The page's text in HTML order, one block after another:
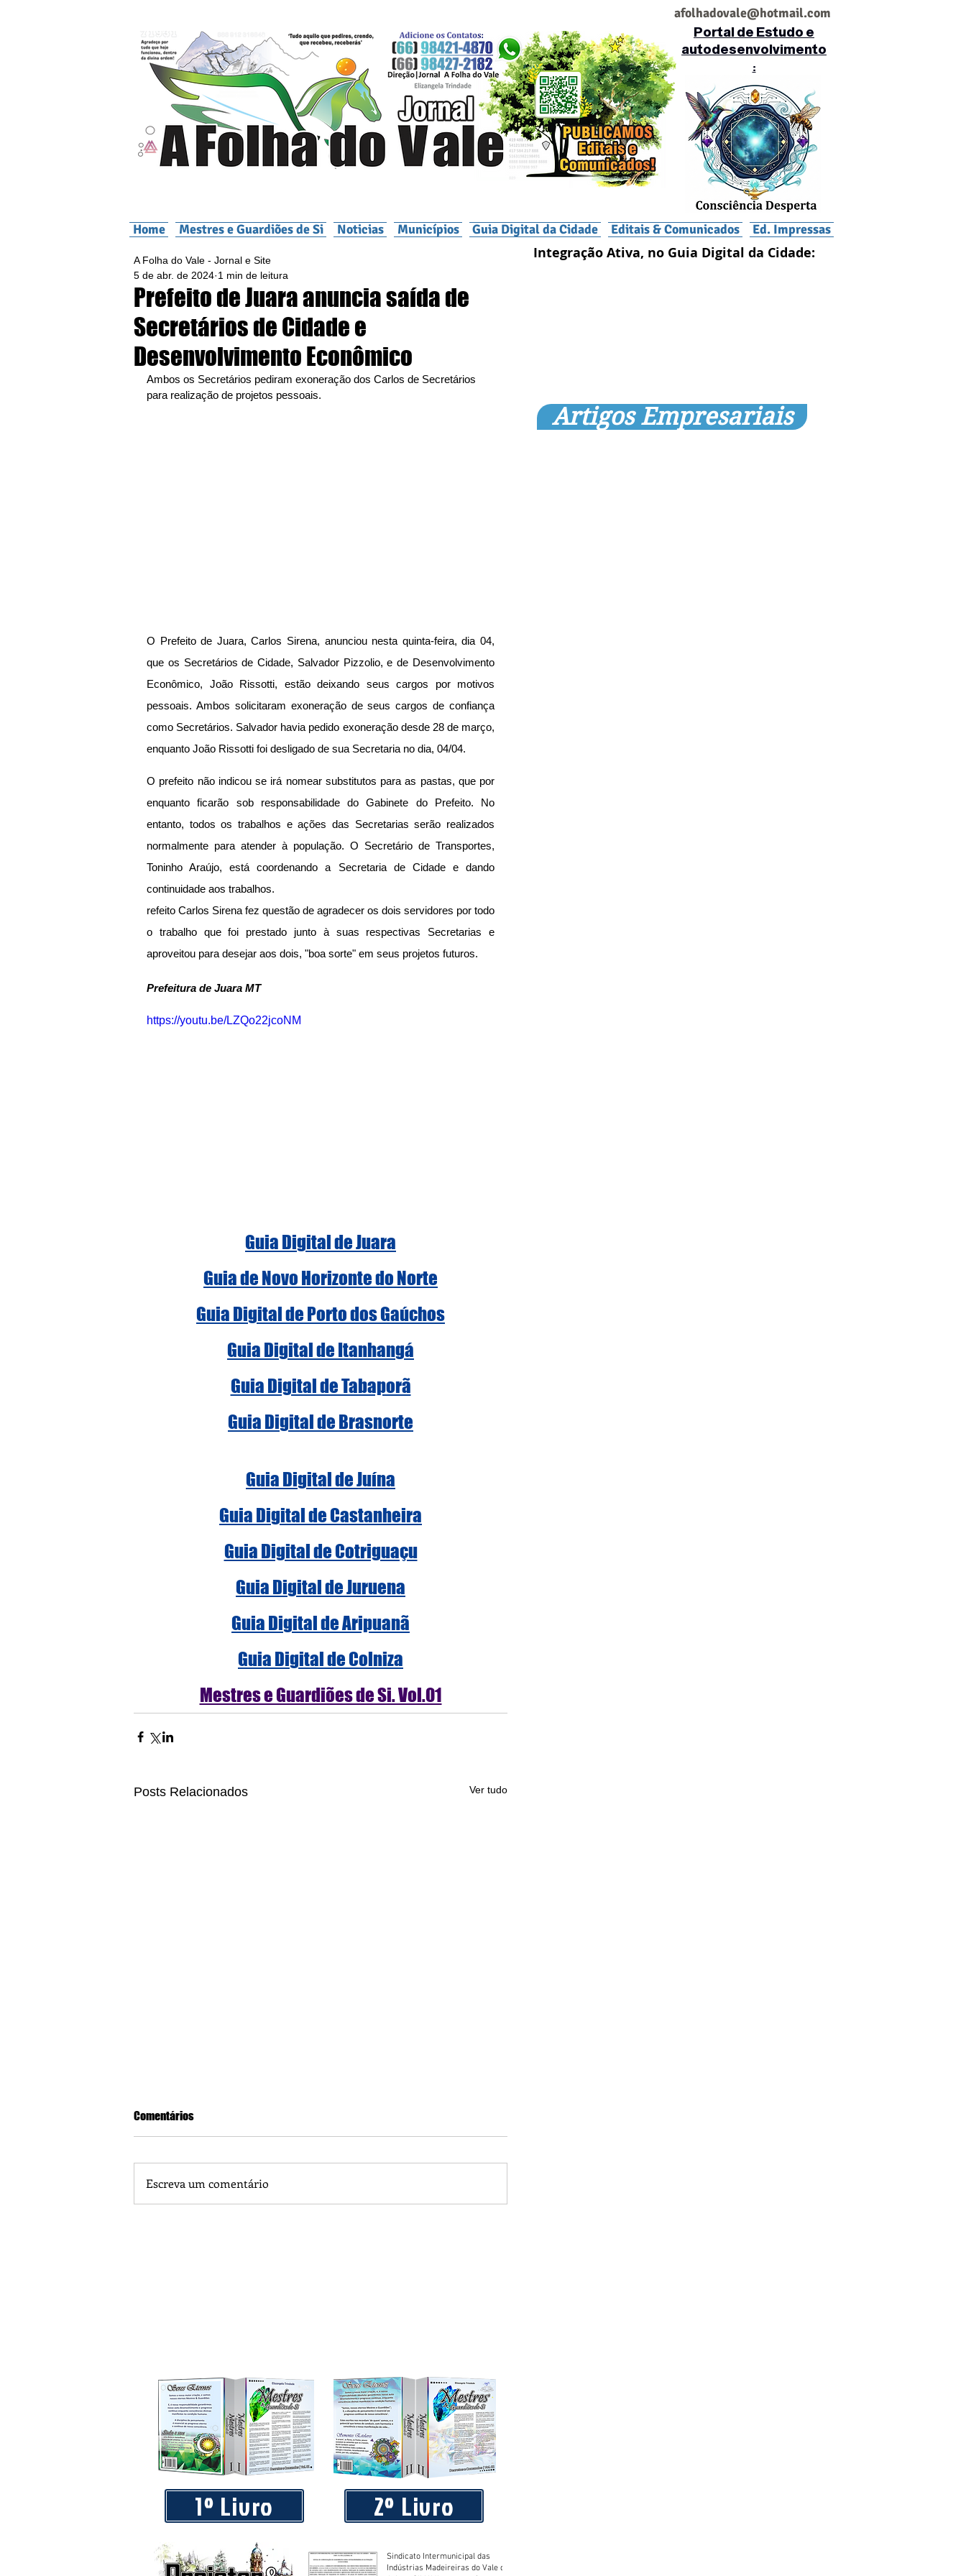
afolhadovale@hotmail.com
Portal de Estudo e
autodesenvolvimento
:
Home Mestres e Guardiões de Si Noticias Municípios Guia Digital da Cidade Editais & Comunicados Ed. Impressas
Prefeito de Juara anuncia saída de
Secretários de Cidade e
Desenvolvimento Econômico
A Folha do Vale - Jornal e Site
5 de abr. de 2024 1 min de leitura
Ambos os Secretários pediram exoneração dos Carlos de Secretários
para realização de projetos pessoais.
O Prefeito de Juara, Carlos Sirena, anunciou nesta quinta-feira, dia 04,
que os Secretários de Cidade, Salvador Pizzolio, e de Desenvolvimento
Econômico, João Rissotti, estão deixando seus cargos por motivos
pessoais. Ambos solicitaram exoneração de seus cargos de confiança
como Secretários. Salvador havia pedido exoneração desde 28 de março,
enquanto João Rissotti foi desligado de sua Secretaria no dia, 04/04.
O prefeito não indicou se irá nomear substitutos para as pastas, que por
enquanto ficarão sob responsabilidade do Gabinete do Prefeito. No
entanto, todos os trabalhos e ações das Secretarias serão realizados
normalmente para atender à população. O Secretário de Transportes,
Toninho Araújo, está coordenando a Secretaria de Cidade e dando
continuidade aos trabalhos.
refeito Carlos Sirena fez questão de agradecer os dois servidores por todo
o trabalho que foi prestado junto à suas respectivas Secretarias e
aproveitou para desejar aos dois, "boa sorte" em seus projetos futuros.
Prefeitura de Juara MT
https://youtu.be/LZQo22jcoNM
Guia Digital de Juara
Guia de Novo Horizonte do Norte
Guia Digital de Porto dos Gaúchos
Guia Digital de Itanhangá
Guia Digital de Tabaporã
Guia Digital de Brasnorte
Guia Digital de Juína
Guia Digital de Castanheira
Guia Digital de Cotriguaçu
Guia Digital de Juruena
Guia Digital de Aripuanã
Guia Digital de Colniza
Mestres e Guardiões de Si. Vol.01
Posts Relacionados Ver tudo
Comentários
Escreva um comentário
1º Livro 2º Livro
Sindicato Intermunicipal das
Indústrias Madeireiras do Vale do
Integração Ativa, no Guia Digital da Cidade:
Artigos Empresariais